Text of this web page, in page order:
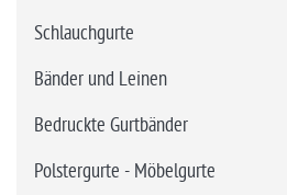
Schlauchgurte
Bänder und Leinen
Bedruckte Gurtbänder
Polstergurte - Möbelgurte